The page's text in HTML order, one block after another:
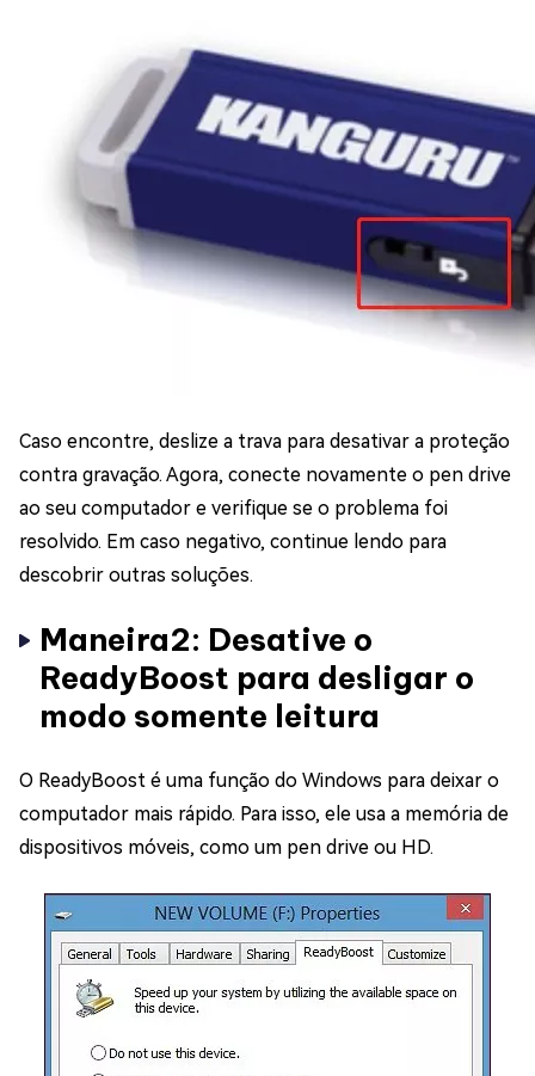
Caso encontre, deslize a trava para desativar a proteção
contra gravação. Agora, conecte novamente o pen drive
ao seu computador e verifique se o problema foi
resolvido. Em caso negativo, continue lendo para
descobrir outras soluções.
Maneira2: Desative o
ReadyBoost para desligar o
modo somente leitura
O ReadyBoost é uma função do Windows para deixar o
computador mais rápido. Para isso, ele usa a memória de
dispositivos móveis, como um pen drive ou HD.